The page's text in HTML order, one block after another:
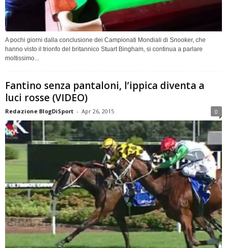
A pochi giorni dalla conclusione dei Campionati Mondiali di Snooker, che
hanno visto il trionfo del britannico Stuart Bingham, si continua a parlare
moltissimo...
Fantino senza pantaloni, l’ippica diventa a
luci rosse (VIDEO)
Redazione BlogDiSport - Apr 26, 2015 0